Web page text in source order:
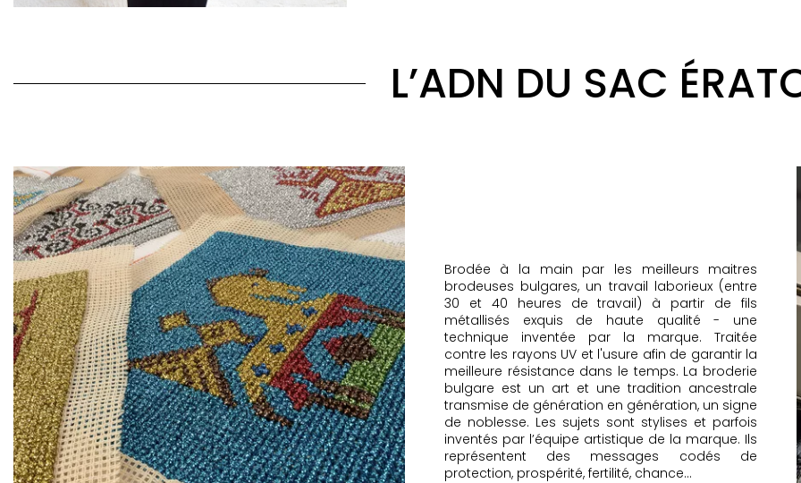
L’ADN DU SAC
Brodée à la main par les meilleurs maitres
brodeuses bulgares, un travail laborieux (entre
30 et 40 heures de travail) à partir de fils
métallisés exquis de haute qualité - une
technique inventée par la marque. Traitée
contre les rayons UV et l'usure afin de garantir la
meilleure résistance dans le temps. La broderie
bulgare est un art et une tradition ancestrale
transmise de génération en génération, un signe
de noblesse. Les sujets sont stylises et parfois
inventés par l’équipe artistique de la marque. Ils
représentent des messages codés de
protection, prospérité, fertilité, chance...